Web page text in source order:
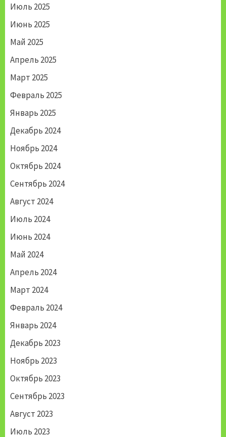
Июль 2025
Июнь 2025
Май 2025
Апрель 2025
Март 2025
Февраль 2025
Январь 2025
Декабрь 2024
Ноябрь 2024
Октябрь 2024
Сентябрь 2024
Август 2024
Июль 2024
Июнь 2024
Май 2024
Апрель 2024
Март 2024
Февраль 2024
Январь 2024
Декабрь 2023
Ноябрь 2023
Октябрь 2023
Сентябрь 2023
Август 2023
Июль 2023